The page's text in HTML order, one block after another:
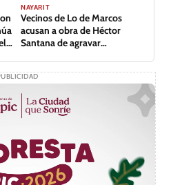
NAYARIT
Vecinos de Lo de Marcos
acusan a obra de Héctor
Santana de agravar